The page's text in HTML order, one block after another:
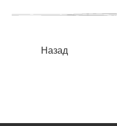
Назад